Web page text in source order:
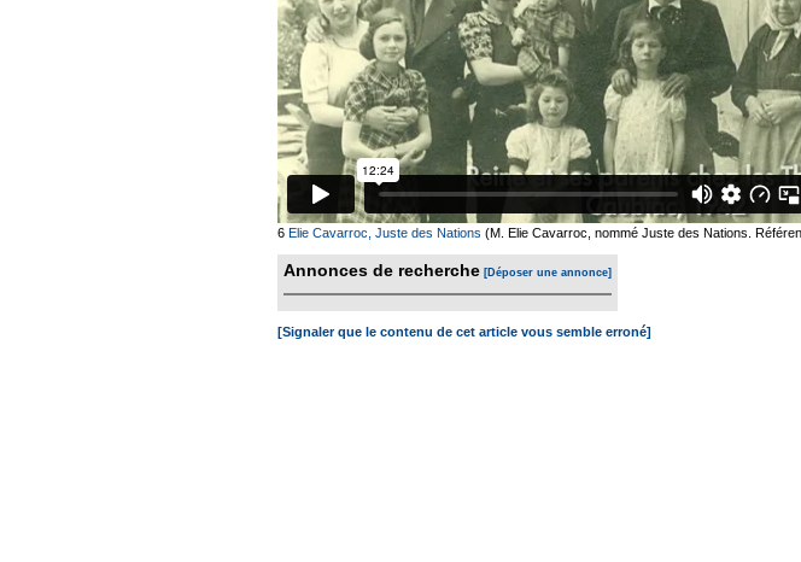
6 Elie Cavarroc, Juste des Nations (M. Elie Cavarroc, nommé Juste des Nations.
Annonces de recherche [Déposer une annonce]
[Signaler que le contenu de cet article vous semble erroné]